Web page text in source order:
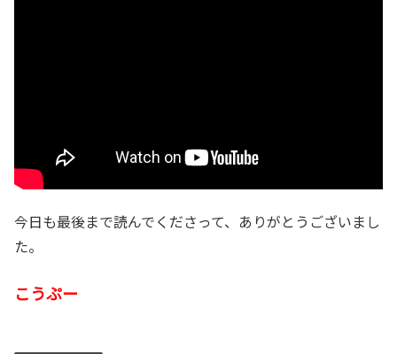
今日も最後まで読んでくださって、ありがとうございまし
た。
こうぷー